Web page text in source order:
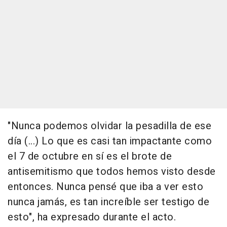
"Nunca podemos olvidar la pesadilla de ese
día (...) Lo que es casi tan impactante como
el 7 de octubre en sí es el brote de
antisemitismo que todos hemos visto desde
entonces. Nunca pensé que iba a ver esto
nunca jamás, es tan increíble ser testigo de
esto", ha expresado durante el acto.